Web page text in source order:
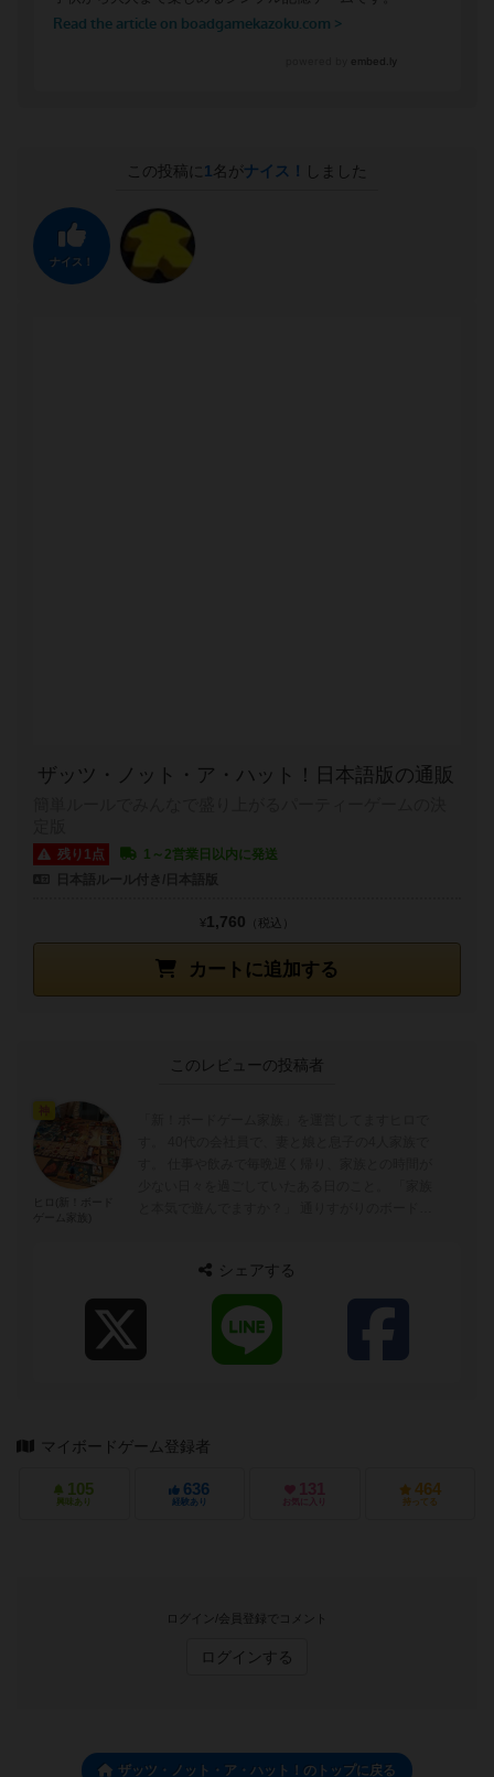
この投稿に 1 名がナイス！ しました
ナイス！
ザッツ・ノット・ア・ハット！日本語版の通販
残り1点
1～2営業日以内に発送
カートに追加する
¥1,760 （税込）
このレビューの投稿者
シェアする
マイボードゲーム登録者
105
興味あり
636
経験あり
131
お気に入り
464
持ってる
ログイン/会員登録でコメント
ログインする
ザッツ・ノット・ア・ハット！のトップに戻る